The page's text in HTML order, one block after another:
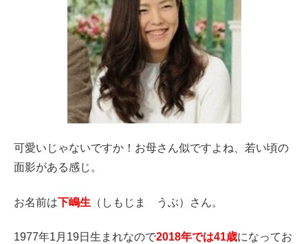
可愛いじゃないですか！お母さん似ですよね、若い頃の
面影がある感じ。
お名前は下嶋生 （しもじま うぶ）さん。
1977年1月19日生まれなので2018年では41歳になってお